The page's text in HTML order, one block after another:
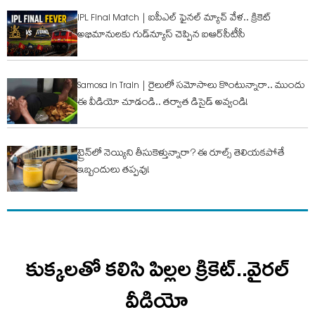
IPL Final Match | ఐపీఎల్ ఫైనల్ మ్యాచ్ వేళ.. క్రికెట్
అభిమానులకు గుడ్‌న్యూస్ చెప్పిన ఐఆర్‌సీటీసీ
Samosa in Train | రైలులో సమోసాలు కొంటున్నారా.. ముందు
ఈ వీడియో చూడండి.. తర్వాత డిసైడ్ అవ్వండి!
ట్రైన్‌లో నెయ్యిని తీసుకెళ్తున్నారా? ఈ రూల్స్ తెలియకపోతే
ఇబ్బందులు తప్పవు!
కుక్కలతో కలిసి పిల్లల క్రికెట్..వైరల్
వీడియో